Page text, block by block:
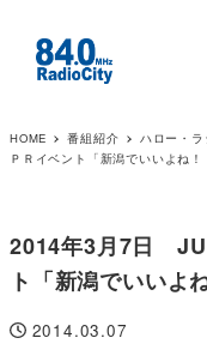
HOME 番組紹介 ハロー・ラ
ＰＲイベント「新潟でいいよね！
2014年3月7日
ト「新潟でいいよ
投稿日
2014.03.07